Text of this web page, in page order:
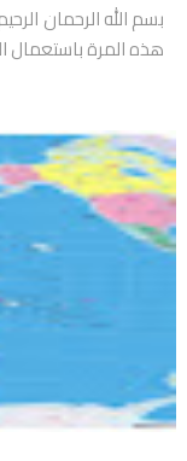
بسم الله الرحمان
هذه المرة باستعمال